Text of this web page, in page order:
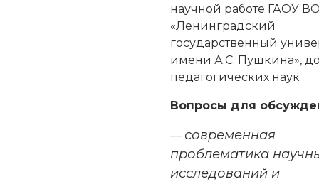
научной работе ГАОУ
«Ленинградский
государственный
имени А.С. Пушкина»,
педагогических наук
Вопросы для
— современная
проблематика
исследований и